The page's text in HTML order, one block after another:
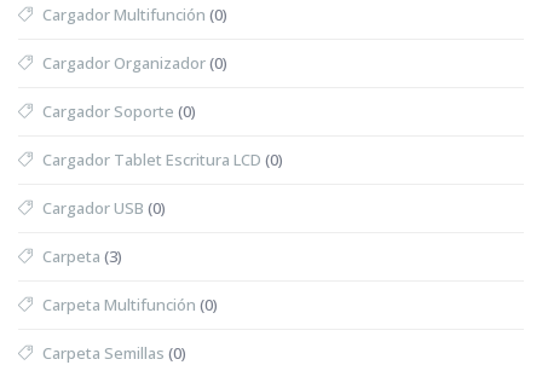
Cargador Multifunción (0)
Cargador Organizador(0)
Cargador Soporte (0)
Cargador Tablet Escritura LCD (0)
Cargador USB (0)
Carpeta (3)
Carpeta Multifunción (0)
Carpeta Semillas (0)